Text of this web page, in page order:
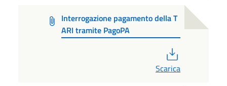
Interrogazione pagamento della T
ARI tramite PagoPA
Scarica